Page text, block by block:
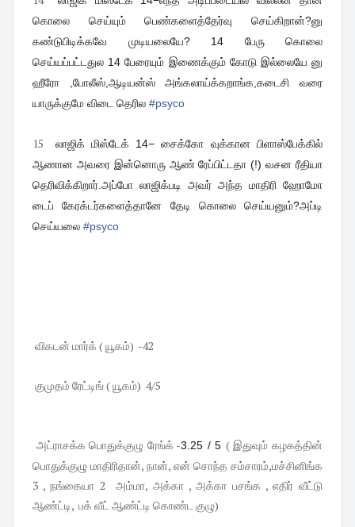
கொலை செய்யும் பெண்களைத்தேர்வு செய்கிறான்?னு
கண்டுபிடிக்கவே முடியலையே? 14 பேரு கொலை
செய்யப்பட்டதுல 14 பேரையும் இணைக்கும் கோடு இல்லையே னு
ஹீரோ ,போலீஸ்,ஆடியன்ஸ் அங்கலாய்க்கறாங்க,கடைசி வரை
யாருக்குமே விடை தெரில #psyco
15
லாஜிக் மிஸ்டேக் 14− சைக்கோ வுக்கான பிளாஸ்பேக்கில்
ஆணான அவரை இன்னொரு ஆண் ரேப்பிட்டதா (!) வசன ரீதியா
தெரிவிக்கிறார்.அப்போ லாஜிக்படி அவர் அந்த மாதிரி ஹோமோ
டைப் கேரக்டர்களைத்தானே தேடி கொலை செய்யனும்?அப்டி
செய்யலை #psyco
விகடன் மார்க் ( யூகம்) -42
குமுதம் ரேட்டிங் ( யூகம்) 4/5
அட்ராசக்க பொதுக்குழு ரேங்க் -3.25 / 5 ( இதுவும் கழகத்தின்
பொதுக்குழு மாதிரிதான், நான், என் சொந்த சம்சாரம்,மச்சினிங்க
3 , நங்கையா 2 அம்மா, அக்கா , அக்கா பசங்க , எதிர் வீட்டு
ஆண்ட்டி, பக் வீட் ஆண்ட்டி கொண்ட குழு)